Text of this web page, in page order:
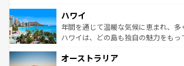
ば市内交通費無料で観光を楽しむこともでき
着のスイス情報はコンテンツ一覧 を
のような巨大都市は、観光、ショッピ
ンメントが詰まった刺激的なスポット
西部には大自然が広がり、グランドキ
部のニューオーリンズでは、音楽と美
ハワイ
年間を通じて温暖な気候に恵まれ、多
ハワイは、どの島も独自の魅力をもっ
ワイ島は見逃せない。また、定番の観
オーストラリア